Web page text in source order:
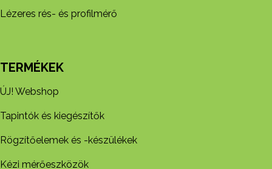
Lézeres rés- és profilmérő
TERMÉKEK
ÚJ! Webshop
Tapintók és kiegészítők
Rögzítőelemek és -készül​ékek
Kézi mérőeszközök